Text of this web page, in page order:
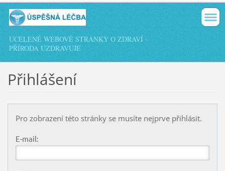
UCELENÉ WEBOVÉ STRÁNKY O ZDRAVÍ -
PŘÍRODA UZDRAVUJE
Přihlášení
Pro zobrazení této stránky se musíte nejprve přihlásit.
E-mail: